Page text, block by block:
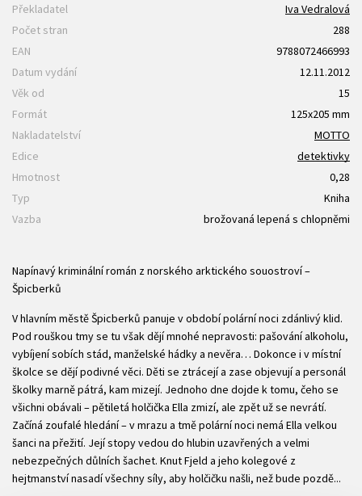
Překladatel
Iva Vedralová
Počet stran
288
EAN
9788072466993
Datum vydání
12.11.2012
Věk od
15
Formát
125x205 mm
Nakladatelství
MOTTO
Edice
detektivky
Hmotnost
0,28
Typ
Kniha
Vazba
brožovaná lepená s chlopněmi
Napínavý kriminální román z norského arktického souostroví –
Špicberků
V hlavním městě Špicberků panuje v období polární noci zdánlivý klid.
Pod rouškou tmy se tu však dějí mnohé nepravosti: pašování alkoholu,
vybíjení sobích stád, manželské hádky a nevěra… Dokonce i v místní
školce se dějí podivné věci. Děti se ztrácejí a zase objevují a personál
školky marně pátrá, kam mizejí. Jednoho dne dojde k tomu, čeho se
všichni obávali – pětiletá holčička Ella zmizí, ale zpět už se nevrátí.
Začíná zoufalé hledání – v mrazu a tmě polární noci nemá Ella velkou
šanci na přežití. Její stopy vedou do hlubin uzavřených a velmi
nebezpečných důlních šachet. Knut Fjeld a jeho kolegové z
hejtmanství nasadí všechny síly, aby holčičku našli, než bude pozdě...